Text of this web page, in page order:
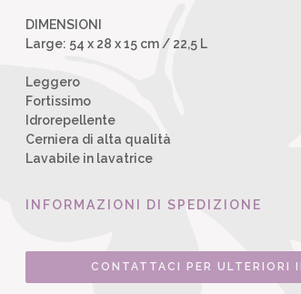
DIMENSIONI
Large: 54 x 28 x 15 cm / 22,5 L
Leggero
Fortissimo
Idrorepellente
Cerniera di alta qualità
Lavabile in lavatrice
INFORMAZIONI DI SPEDIZIONE
CONTATTACI PER ULTERIORI